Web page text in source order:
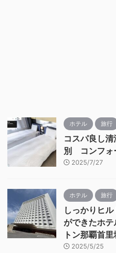
ホテル 旅行
コスパ良し
別 コンフォ
2025/7/27
ホテル 旅行
しっかりヒ
ができたホ
トン那覇首里
2025/5/25